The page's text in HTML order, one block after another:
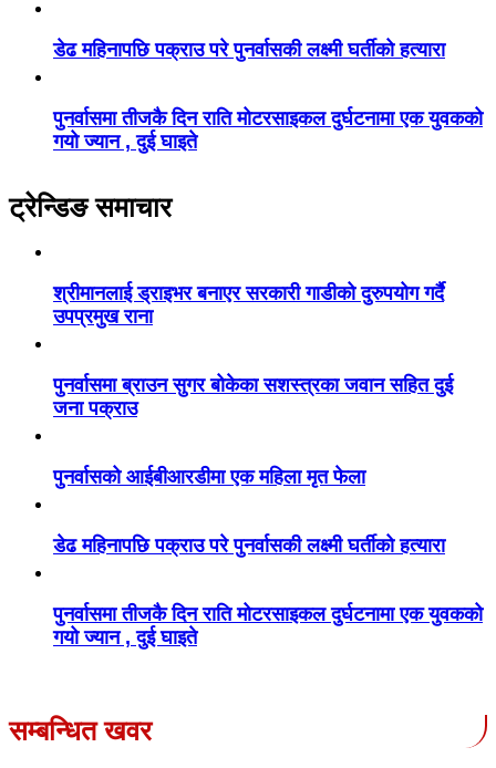
डेढ महिनापछि पक्राउ परे पुनर्वासकी लक्ष्मी घर्तीको हत्यारा
पुनर्वासमा तीजकै दिन राति मोटरसाइकल दुर्घटनामा एक युवकको
गयो ज्यान , दुई घाइते
ट्रेन्डिङ समाचार
श्रीमानलाई ड्राइभर बनाएर सरकारी गाडीको दुरुपयोग गर्दै
उपप्रमुख राना
पुनर्वासमा ब्राउन सुगर बोकेका सशस्त्रका जवान सहित दुई
जना पक्राउ
पुनर्वासको आईबीआरडीमा एक महिला मृत फेला
डेढ महिनापछि पक्राउ परे पुनर्वासकी लक्ष्मी घर्तीको हत्यारा
पुनर्वासमा तीजकै दिन राति मोटरसाइकल दुर्घटनामा एक युवकको
गयो ज्यान , दुई घाइते
सम्बन्धित खवर